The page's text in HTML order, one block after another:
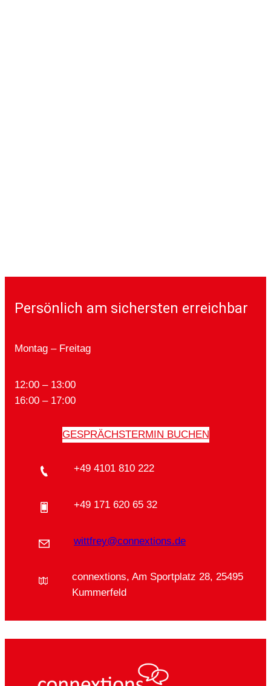
Persönlich am sichersten erreichbar
Montag – Freitag
12:00 – 13:00
16:00 – 17:00
GESPRÄCHSTERMIN BUCHEN
+49 4101 810 222
+49 171 620 65 32
wittfrey@connextions.de
connextions, Am Sportplatz 28, 25495
Kummerfeld